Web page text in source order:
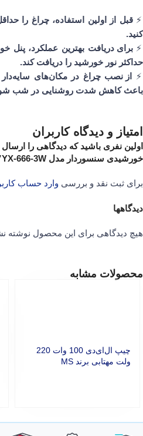
⚡
کنید.
⚡برای دریافت بهترین عملکرد، پنل
حداکثر نور خورشید را دریافت کند.
⚡
از نصب چراغ در مکان‌های
باعث کاهش شدت روشنایی در شب
امتیاز و دیدگاه کاربران
دیدگاهها
هیچ دیدگاهی برای این محصول نوشته
اولین نفری باشید که دیدگاهی را
خورشیدی سنسوردار مدل YX-666-3W”
برای ثبت نقد و بررسی وارد حساب
محصولات مشابه
چیپ ال‌ای‌دی 100 وات 220
ولت مهتابی برند MS